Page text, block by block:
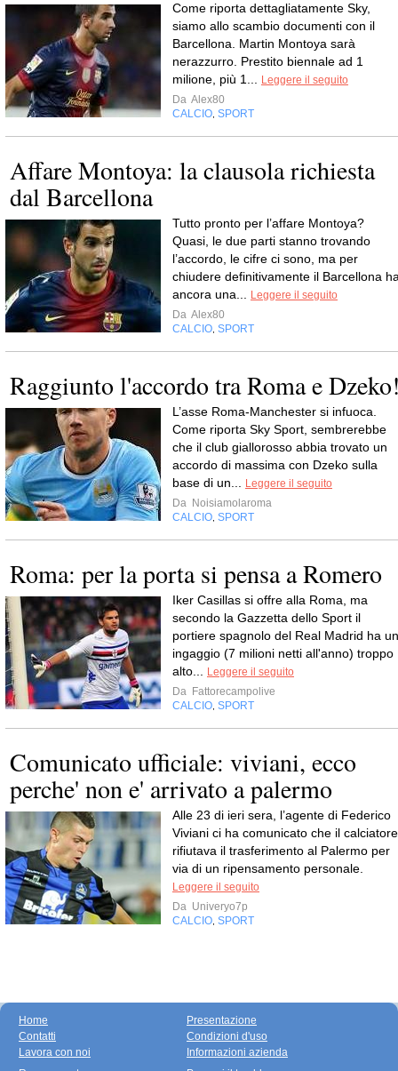
Come riporta dettagliatamente Sky,
siamo allo scambio documenti con il
Barcellona. Martin Montoya sarà
nerazzurro. Prestito biennale ad 1
milione, più 1... Leggere il seguito
Da Alex80
CALCIO, SPORT
Affare Montoya: la clausola richiesta
dal Barcellona
Tutto pronto per l’affare Montoya?
Quasi, le due parti stanno trovando
l’accordo, le cifre ci sono, ma per
chiudere definitivamente il Barcellona
ancora una... Leggere il seguito
Da Alex80
CALCIO, SPORT
Raggiunto l'accordo tra Roma e
L’asse Roma-Manchester si infuoca.
Come riporta Sky Sport, sembrerebbe
che il club giallorosso abbia trovato un
accordo di massima con Dzeko sulla
base di un... Leggere il seguito
Da Noisiamolaroma
CALCIO, SPORT
Roma: per la porta si pensa a Romero
Iker Casillas si offre alla Roma, ma
secondo la Gazzetta dello Sport il
portiere spagnolo del Real Madrid ha un
ingaggio (7 milioni netti all'anno) troppo
alto... Leggere il seguito
Da Fattorecampolive
CALCIO, SPORT
Comunicato ufficiale: viviani, ecco
perche' non e' arrivato a palermo
Alle 23 di ieri sera, l’agente di Federico
Viviani ci ha comunicato che il calciatore
rifiutava il trasferimento al Palermo per
via di un ripensamento personale.
Leggere il seguito
Da Univeryo7p
CALCIO, SPORT
Home
Contatti
Lavora con noi
Presentazione
Condizioni d'uso
Informazioni azienda